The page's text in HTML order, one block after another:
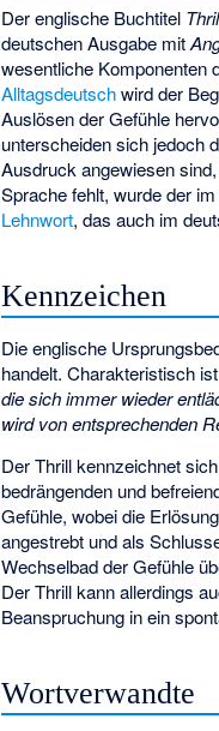
Der englische Buchtitel
deutschen Ausgabe mit
wesentliche Komponenten
Alltagsdeutschwird der
Auslösen der Gefühle
unterscheiden sich jedoch
Ausdruck angewiesen
Sprache fehlt, wurde der
Lehnwort, das auch im
Kennzeichen
Die englische
handelt. Charakteristisch
die sich immer wieder
wird von entsprechenden
Der Thrill kennzeichnet
bedrängenden und
Gefühle, wobei die
angestrebt und als
Wechselbad der Gefühle
Der Thrill kann allerdings
Beanspruchung in ein
Wortverwandte